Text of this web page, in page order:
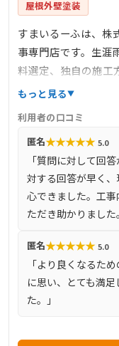
屋根外壁塗装
すまいるーふは、株
事専門店です。生涯
料選定、独自の施工
雨漏りしない住まい
任を持って施工を行
切行わず、お客様
います。
もっと見る
利用者の口コミ
匿名★★★★★ 5.0
「質問に対して回
対する回答が早く
心できました。工
ただき助かりました
匿名★★★★★ 5.0
「より良くなるた
に思い、とても満
た。」